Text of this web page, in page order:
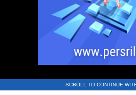
SCROLL TO CONTINUE